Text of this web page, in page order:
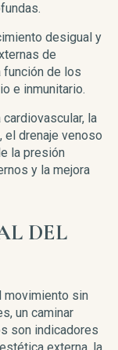
desigual y
de
función de los
e inmunitario.
la
drenaje venoso
la presión
y la mejora
DEL
movimiento sin
un caminar
son indicadores